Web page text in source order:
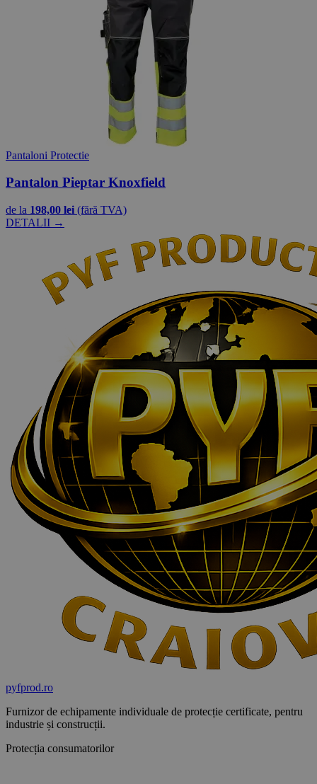
Pantaloni Protectie
Pantalon Pieptar Knoxfield
de la 198,00 lei (fără TVA)
DETALII →
pyfprod.ro
Furnizor de echipamente individuale de protecție certificate, pentru
industrie și construcții.
Protecția consumatorilor